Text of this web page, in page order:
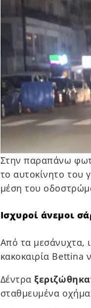
Στην παραπάνω
το αυτοκίνητο του
μέση του
Ισχυροί άνεμοι
Από τα μεσάνυχτα,
κακοκαιρία Bettina
Δέντρα
σταθμευμένα